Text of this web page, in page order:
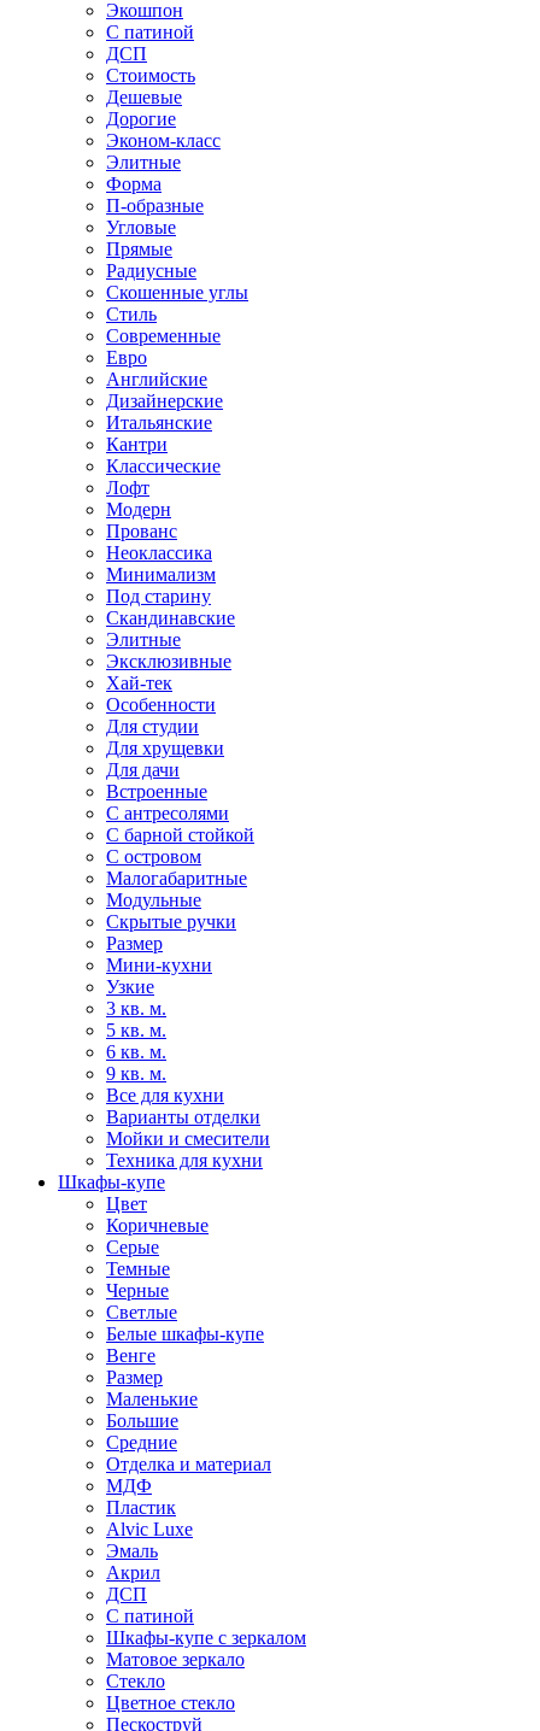
Экошпон
С патиной
ДСП
Стоимость
Дешевые
Дорогие
Эконом-класс
Элитные
Форма
П-образные
Угловые
Прямые
Радиусные
Скошенные углы
Стиль
Современные
Евро
Английские
Дизайнерские
Итальянские
Кантри
Классические
Лофт
Модерн
Прованс
Неоклассика
Минимализм
Под старину
Скандинавские
Элитные
Эксклюзивные
Хай-тек
Особенности
Для студии
Для хрущевки
Для дачи
Встроенные
С антресолями
С барной стойкой
С островом
Малогабаритные
Модульные
Скрытые ручки
Размер
Мини-кухни
Узкие
3 кв. м.
5 кв. м.
6 кв. м.
9 кв. м.
Все для кухни
Варианты отделки
Мойки и смесители
Техника для кухни
Шкафы-купе
Цвет
Коричневые
Серые
Темные
Черные
Светлые
Белые шкафы-купе
Венге
Размер
Маленькие
Большие
Средние
Отделка и материал
МДФ
Пластик
Alvic Luxe
Эмаль
Акрил
ДСП
С патиной
Шкафы-купе с зеркалом
Матовое зеркало
Стекло
Цветное стекло
Пескоструй